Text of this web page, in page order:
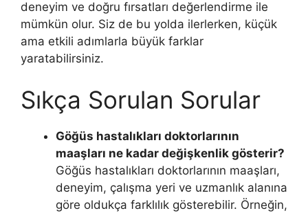
deneyim ve doğru fırsatları değerlendirme ile
mümkün olur. Siz de bu yolda ilerlerken, küçük
ama etkili adımlarla büyük farklar
yaratabilirsiniz.
Sıkça Sorulan Sorular
Göğüs hastalıkları doktorlarının
maaşları ne kadar değişkenlik gösterir?
Göğüs hastalıkları doktorlarının maaşları,
deneyim, çalışma yeri ve uzmanlık alanına
göre oldukça farklılık gösterebilir. Örneğin,